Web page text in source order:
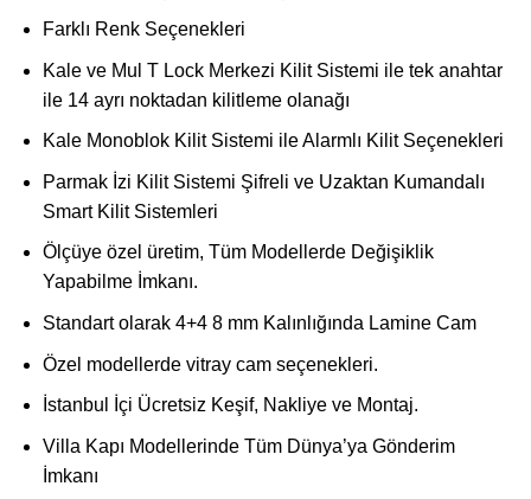
Farklı Renk Seçenekleri
Kale ve Mul T Lock Merkezi Kilit Sistemi ile tek anahtar
ile 14 ayrı noktadan kilitleme olanağı
Kale Monoblok Kilit Sistemi ile Alarmlı Kilit Seçenekleri
Parmak İzi Kilit Sistemi Şifreli ve Uzaktan Kumandalı
Smart Kilit Sistemleri
Ölçüye özel üretim, Tüm Modellerde Değişiklik
Yapabilme İmkanı.
Standart olarak 4+4 8 mm Kalınlığında Lamine Cam
Özel modellerde vitray cam seçenekleri.
İstanbul İçi Ücretsiz Keşif, Nakliye ve Montaj.
Villa Kapı Modellerinde Tüm Dünya’ya Gönderim
İmkanı